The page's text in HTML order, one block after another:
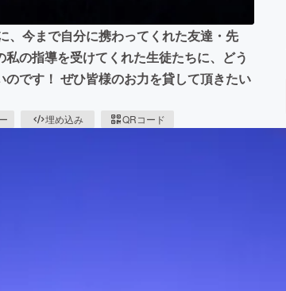
、今まで自分に携わってくれた友達・先
の指導を受けてくれた生徒たちに、どう
です！ ぜひ皆様のお力を貸して頂きたい
埋め込み QRコード